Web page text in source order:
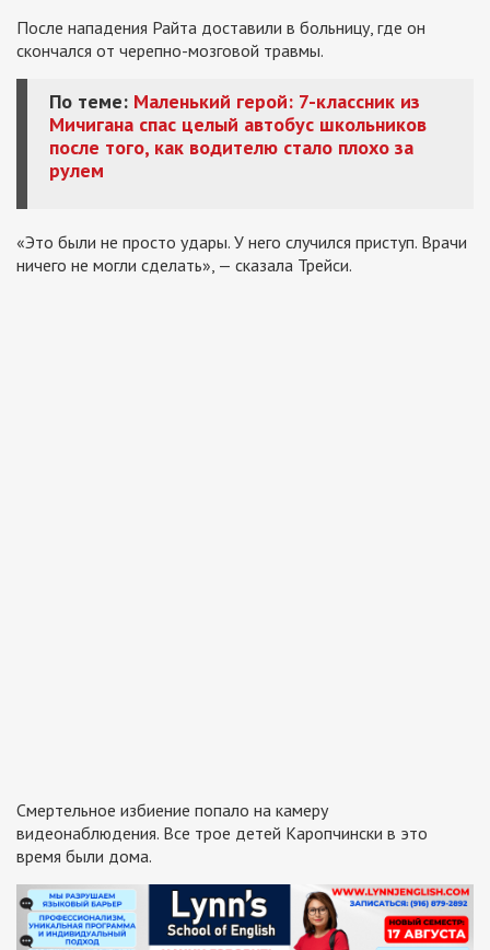
После нападения Райта доставили в больницу, где он
скончался от черепно-мозговой травмы.
По теме: Маленький герой: 7-классник из
Мичигана спас целый автобус школьников
после того, как водителю стало плохо за
рулем
«Это были не просто удары. У него случился приступ. Врачи
ничего не могли сделать», — сказала Трейси.
Смертельное избиение попало на камеру
видеонаблюдения. Все трое детей Каропчински в это
время были дома.